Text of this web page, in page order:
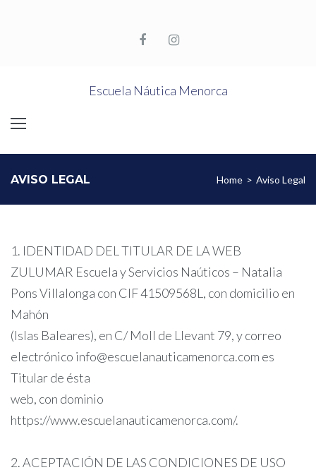
Escuela Náutica Menorca
AVISO LEGAL Home > Aviso Legal
Aviso
Legal
1. IDENTIDAD DEL TITULAR DE LA WEB
ZULUMAR Escuela y Servicios Naúticos – Natalia
Pons Villalonga con CIF 41509568L, con domicilio en
Mahón
(Islas Baleares), en C/ Moll de Llevant 79, y correo
electrónico info@escuelanauticamenorca.com es
Titular de ésta
web, con dominio
https://www.escuelanauticamenorca.com/.
2. ACEPTACIÓN DE LAS CONDICIONES DE USO